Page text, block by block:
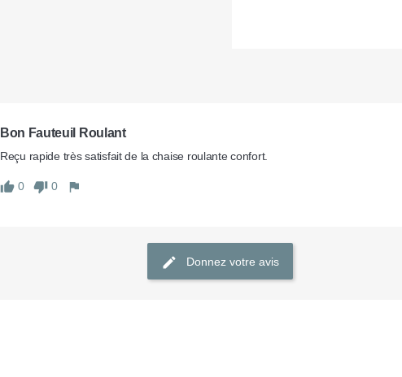
Bon Fauteuil Roulant
Reçu rapide très satisfait de la chaise roulante confort.
0 0
Donnez votre avis